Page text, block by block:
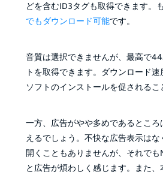
どを含むID3タグも取得できます。
でもダウンロード可能です。
音質は選択できませんが、最高で
トを取得できます。ダウンロード
ソフトのインストールを促されるこ
一方、広告がやや多めであるとこ
えるでしょう。不快な広告表示は
開くこともありませんが、それで
と広告が煩わしく感じます。また、